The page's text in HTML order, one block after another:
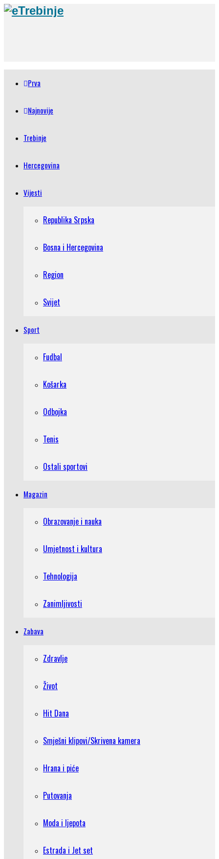
Prva
Najnovije
Trebinje
Hercegovina
Vijesti
Republika Srpska
Bosna i Hercegovina
Region
Svijet
Sport
Fudbal
Košarka
Odbojka
Tenis
Ostali sportovi
Magazin
Obrazovanje i nauka
Umjetnost i kultura
Tehnologija
Zanimljivosti
Zabava
Zdravlje
Život
Hit Dana
Smješni klipovi/Skrivena kamera
Hrana i piće
Putovanja
Moda i ljepota
Estrada i Jet set